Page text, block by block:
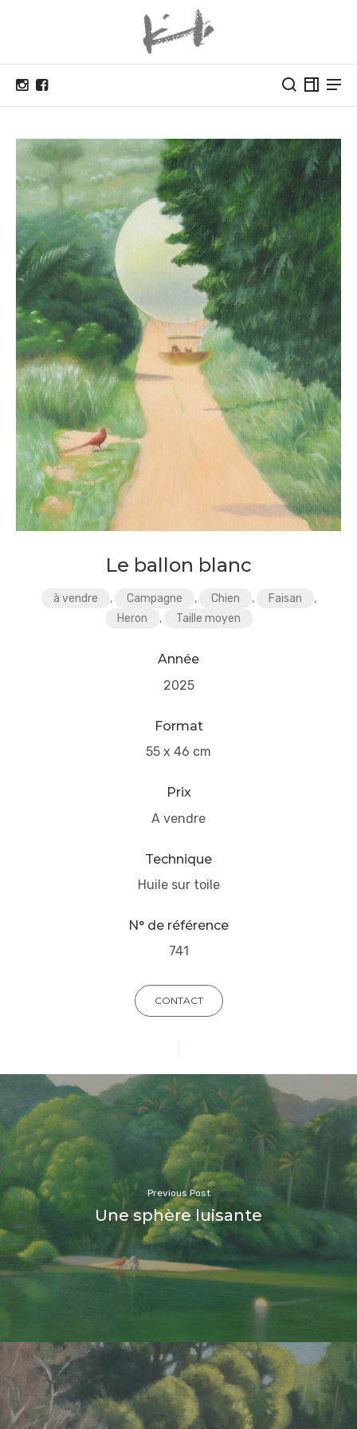
Le ballon blanc
à vendre , Campagne , Chien , Faisan
,
Heron
, Taille moyen
Année
2025
Format
55 x 46 cm
Prix
A vendre
Technique
Huile sur toile
N° de référence
741
CONTACT
Previous Post
Une sphère luisante